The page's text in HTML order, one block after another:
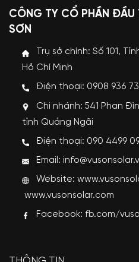
CÔNG TY CỔ PHẦN ĐẦU
SƠN
Trụ sở chính: Số 101,
Hồ Chí Minh
Điện thoại: 0908 936
Chi nhánh: 541 Phan
tỉnh Quảng Ngãi
Điện thoại: 090 4499
Email:
Website:
www.vusonsolar.com
Facebook: fb.com/